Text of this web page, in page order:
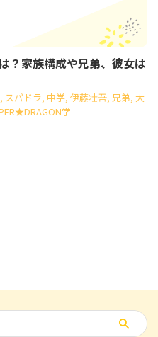
？家族構成や兄弟、彼女は
, スパドラ, 中学, 伊藤壮吾, 兄弟, 大
学